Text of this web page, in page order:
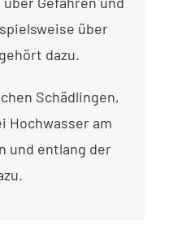
über
dazu.
Schädlingen,
Hochwasser am
und entlang der